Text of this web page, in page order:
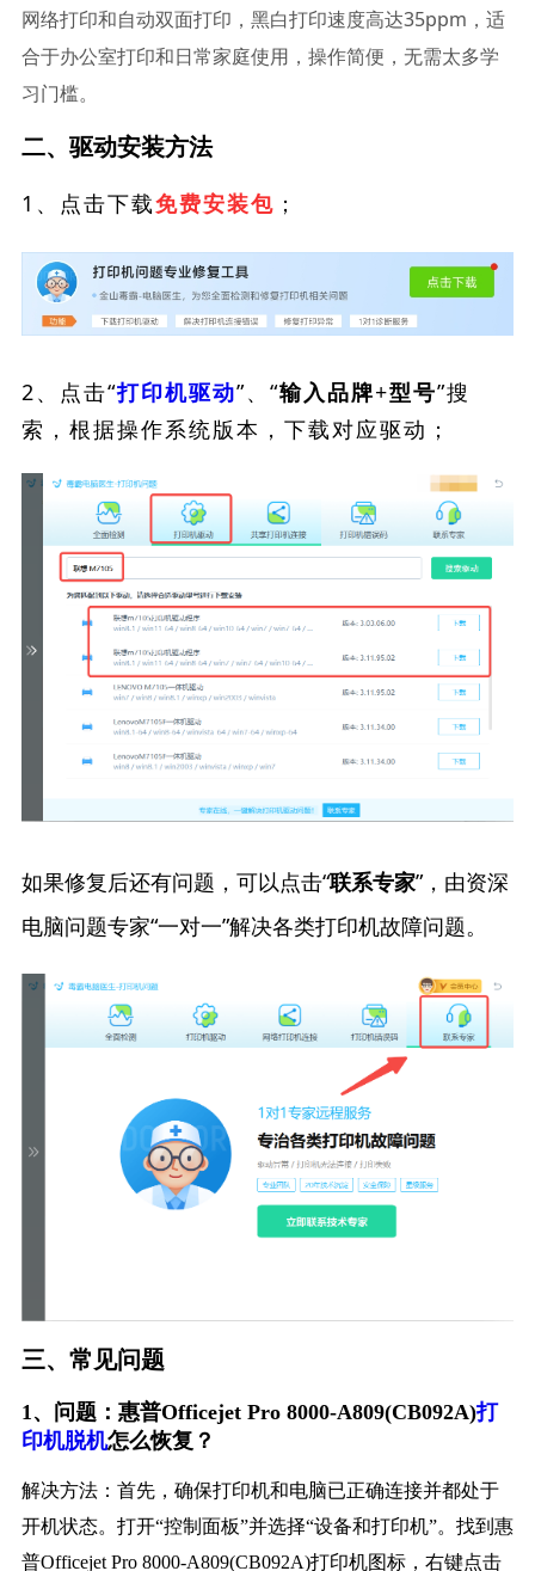
网络打印和自动双面打印，黑白打印速度高达35ppm，适
合于办公室打印和日常家庭使用，操作简便，无需太多学
习门槛。
二、驱动安装方法
1、点击下载免费安装包 ；
2、点击“打印机驱动”、“输入品牌+型号”搜
索，根据操作系统版本，下载对应驱动；
如果修复后还有问题，可以点击“联系专家”，由资深
电脑问题专家“一对一”解决各类打印机故障问题。
三、常见问题
1、问题：惠普Officejet Pro 8000-A809(CB092A)打
印机脱机怎么恢复？
解决方法：首先，确保打印机和电脑已正确连接并都处于
开机状态。打开“控制面板”并选择“设备和打印机”。找到惠
普Officejet Pro 8000-A809(CB092A)打印机图标，右键点击